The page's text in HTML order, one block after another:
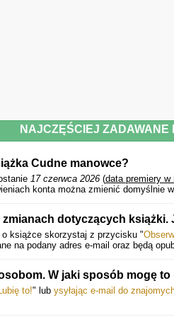
NAJCZĘŚCIEJ ZADAWANE
Cudne manowce?
17 czerwca 2026 (data premiery w
konta można zmienić domyślnie
dotyczących książki.
książce skorzystaj z przycisku "
na podany adres e-mail oraz będą
W jaki sposób mogę
to!" lub ysyłając e-mail do